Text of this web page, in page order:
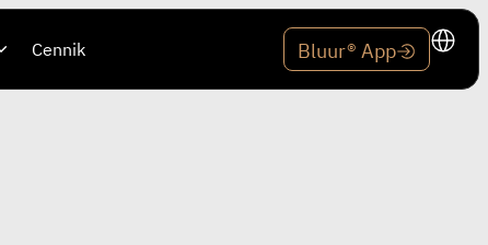
Cennik Bluur® App